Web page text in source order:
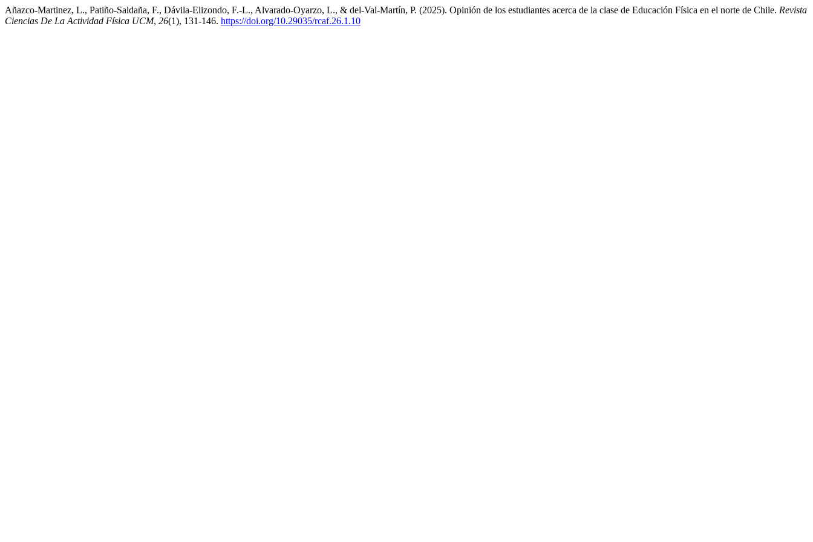
Añazco-Martinez, L., Patiño-Saldaña, F., Dávila-Elizondo, F.-L., Alvarado-Oyarzo, L., & del-Val-Martín, P. (2025). Opinión de los estudiantes acerca de la clase de Educación Física en el norte de Chile. Revista
Ciencias De La Actividad Física UCM, 26(1), 131-146. https://doi.org/10.29035/rcaf.26.1.10